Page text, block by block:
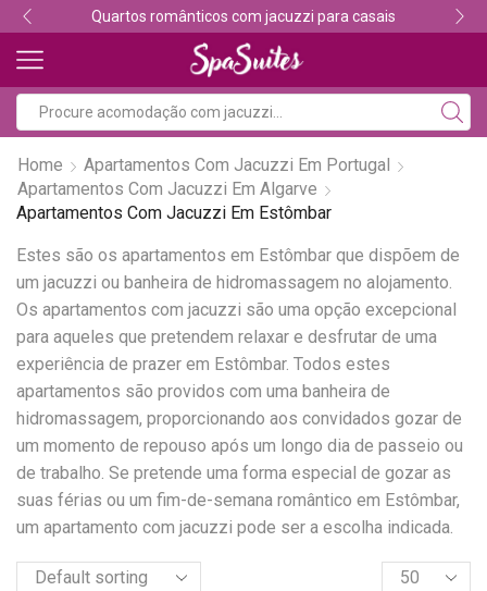
Quartos românticos com jacuzzi para casais
Home
Apartamentos Com Jacuzzi Em Portugal
Apartamentos Com Jacuzzi Em Algarve
Apartamentos Com Jacuzzi Em Estômbar
Estes são os apartamentos em Estômbar que dispõem de
um jacuzzi ou banheira de hidromassagem no alojamento.
Os apartamentos com jacuzzi são uma opção excepcional
para aqueles que pretendem relaxar e desfrutar de uma
experiência de prazer em Estômbar. Todos estes
apartamentos são providos com uma banheira de
hidromassagem, proporcionando aos convidados gozar de
um momento de repouso após um longo dia de passeio ou
de trabalho. Se pretende uma forma especial de gozar as
suas férias ou um fim-de-semana romântico em Estômbar,
um apartamento com jacuzzi pode ser a escolha indicada.